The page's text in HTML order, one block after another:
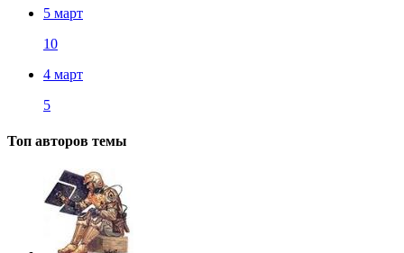
5 март
10
4 март
5
Топ авторов темы